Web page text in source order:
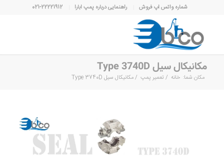
شماره واتس اپ فروش راهنمایی درباره پمپ ابارا 021-22221912
مکانیکال سیل Type 3740D
مکان شما: خانه / تعمیر پمپ /مکانیکال سیل Type 3740D